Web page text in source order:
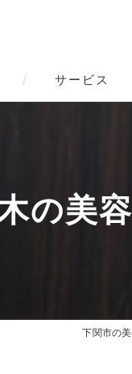
hairのお客様の声
サービス
の美
下関市の